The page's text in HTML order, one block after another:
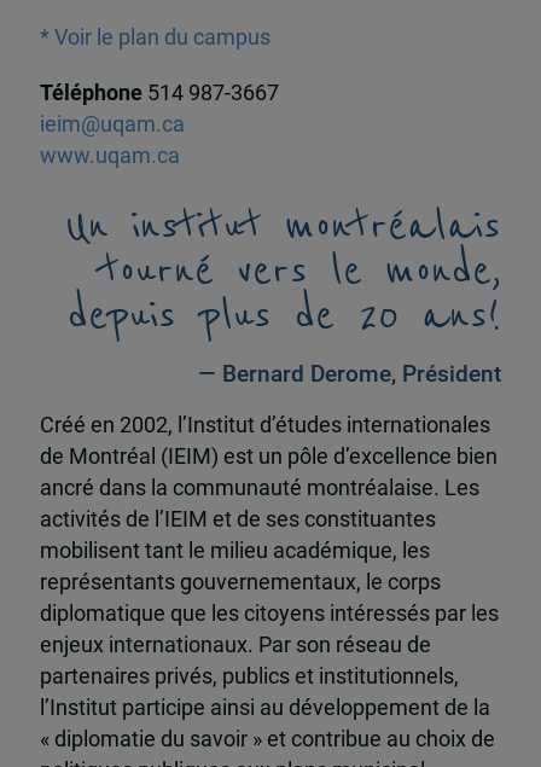
* Voir le plan du campus
Téléphone 514 987-3667
ieim@uqam.ca
www.uqam.ca
Un institut montréalais
tourné vers le monde,
depuis plus de 20 ans!
— Bernard Derome, Président
Créé en 2002, l’Institut d’études internationales
de Montréal (IEIM) est un pôle d’excellence bien
ancré dans la communauté montréalaise. Les
activités de l’IEIM et de ses constituantes
mobilisent tant le milieu académique, les
représentants gouvernementaux, le corps
diplomatique que les citoyens intéressés par les
enjeux internationaux. Par son réseau de
partenaires privés, publics et institutionnels,
l’Institut participe ainsi au développement de la
« diplomatie du savoir » et contribue au choix de